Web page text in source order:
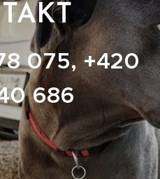
075, +420
686